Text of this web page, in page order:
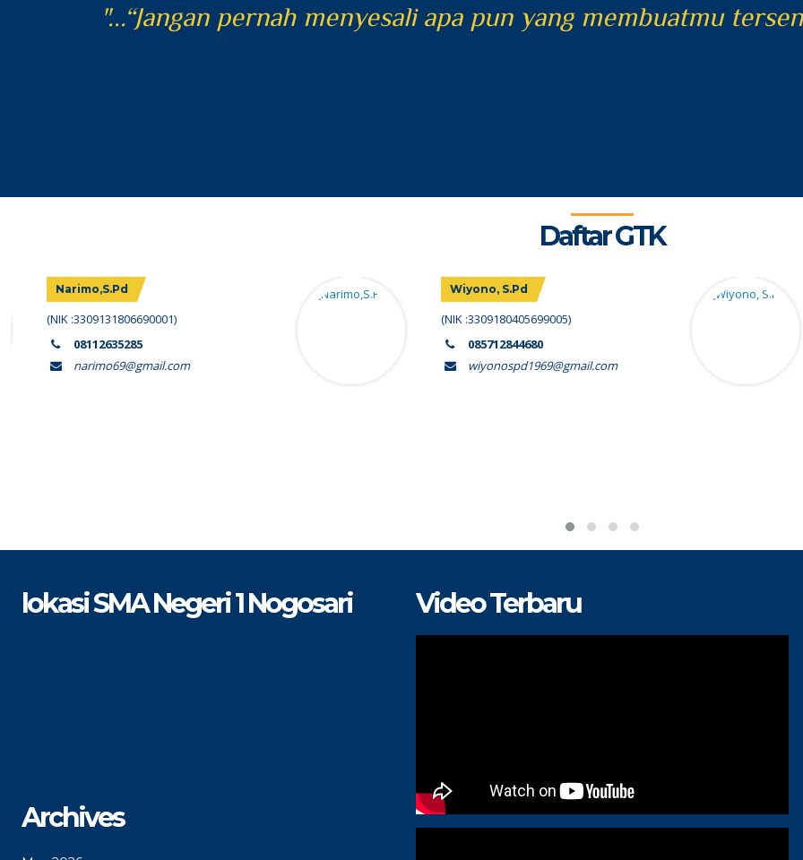
"...“Jangan pernah menyesali apa pun yang membuatmu
Daftar GTK
Narimo,S.Pd
(NIK :3309131806690001)
08112635285
narimo69@gmail.com
Wiyono, S.Pd
(NIK :3309180405699005)
085712844680
wiyonospd1969@gmail.com
lokasi SMA Negeri 1 Nogosari
Archives
Video Terbaru